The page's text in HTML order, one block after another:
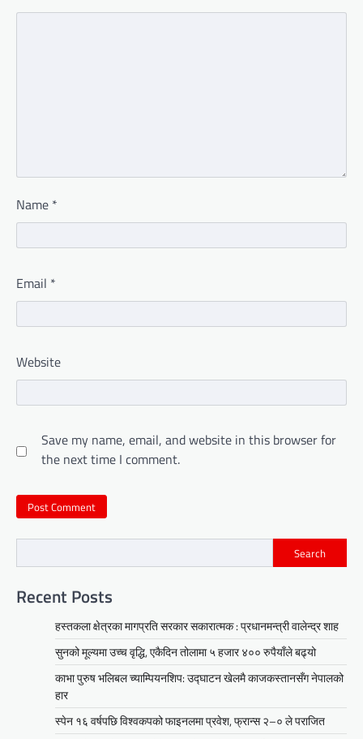
Name *
Email *
Website
Save my name, email, and website in this browser for
the next time I comment.
Search
Recent Posts
हस्तकला क्षेत्रका मागप्रति सरकार सकारात्मक : प्रधानमन्त्री वालेन्द्र शाह
सुनको मूल्यमा उच्च वृद्धि, एकैदिन तोलामा ५ हजार ४०० रुपैयाँले बढ्यो
काभा पुरुष भलिबल च्याम्पियनशिप: उद्घाटन खेलमै काजकस्तानसँग नेपालको
हार
स्पेन १६ वर्षपछि विश्वकपको फाइनलमा प्रवेश, फ्रान्स २–० ले पराजित